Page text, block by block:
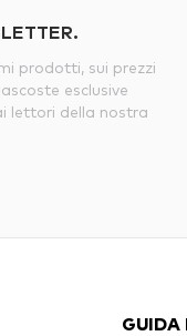
prodotti, sui prezzi
esclusive
lettori della nostra
GUIDA